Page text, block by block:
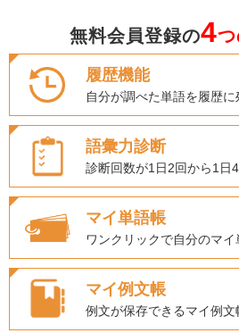
無料会員登録の4
履歴機能
自分が調べた単語を履歴に
語彙力診断
診断回数が1日2回から1日
マイ単語帳
ワンクリックで自分のマ
マイ例文帳
例文が保存できるマイ例文